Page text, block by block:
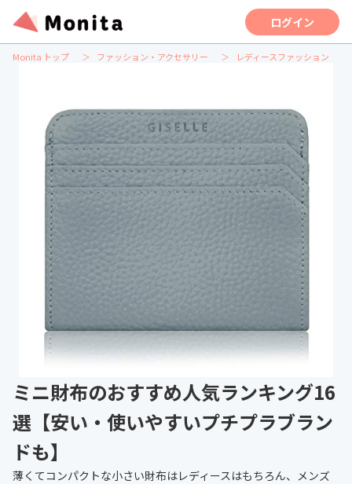
ログイン
Monita トップ ファッション・アクセサリー レディースファッション
ミニ財布のおすすめ人気ランキング16
選【安い・使いやすいプチプラブラン
ドも】
薄くてコンパクトな小さい財布はレディースはもちろん、メンズ